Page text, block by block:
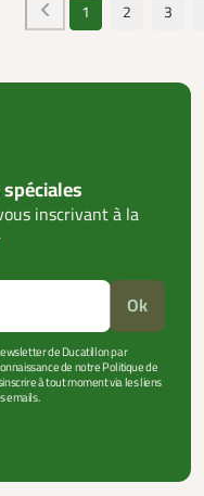
1 2 3
inscrivant à la
Ok
de Ducatillon par
de notre Politique de
à tout moment via les liens
emails.